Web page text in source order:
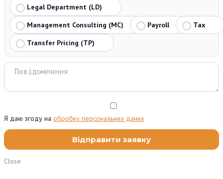
Legal Department (LD)
Management Consulting (MC)
Payroll
Tax
Transfer Pricing (TP)
Я даю згоду на обробку персональних даних
Close